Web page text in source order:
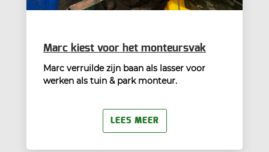
Marc kiest voor het monteursvak
Marc verruilde zijn baan als lasser voor
werken als tuin & park monteur.
LEES MEER